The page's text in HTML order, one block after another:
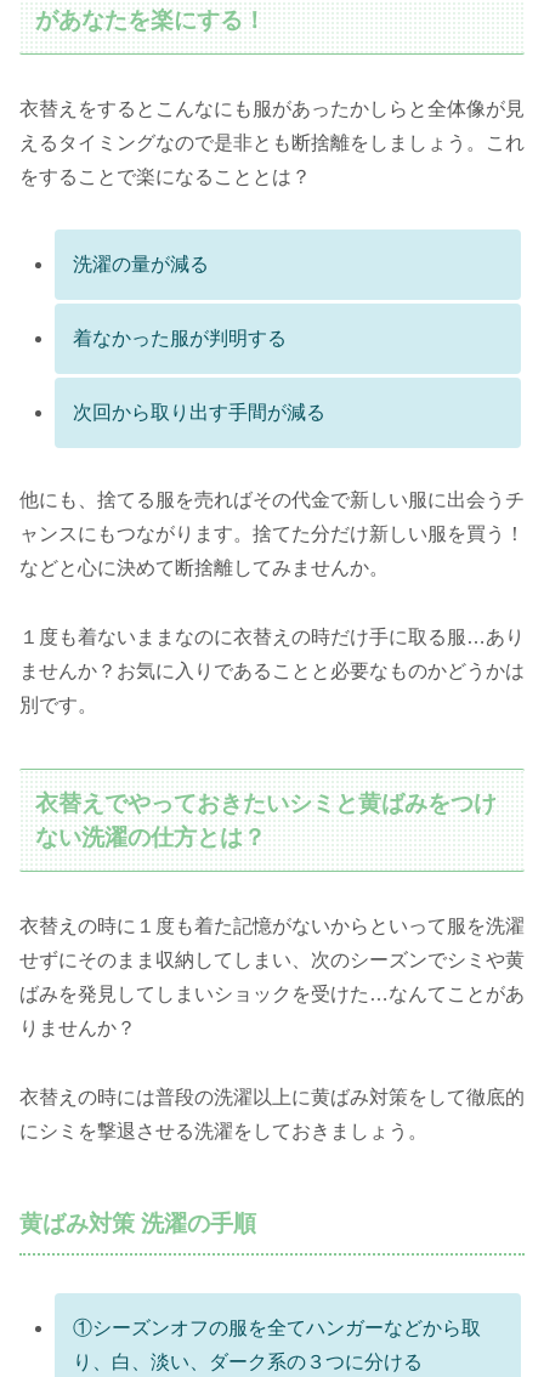
があなたを楽にする！
衣替えをするとこんなにも服があったかしらと全体像が見
えるタイミングなので是非とも断捨離をしましょう。これ
をすることで楽になることとは？
洗濯の量が減る
着なかった服が判明する
次回から取り出す手間が減る
他にも、捨てる服を売ればその代金で新しい服に出会うチ
ャンスにもつながります。捨てた分だけ新しい服を買う！
などと心に決めて断捨離してみませんか。
１度も着ないままなのに衣替えの時だけ手に取る服…あり
ませんか？お気に入りであることと必要なものかどうかは
別です。
衣替えでやっておきたいシミと黄ばみをつけ
ない洗濯の仕方とは？
衣替えの時に１度も着た記憶がないからといって服を洗濯
せずにそのまま収納してしまい、次のシーズンでシミや黄
ばみを発見してしまいショックを受けた…なんてことがあ
りませんか？
衣替えの時には普段の洗濯以上に黄ばみ対策をして徹底的
にシミを撃退させる洗濯をしておきましょう。
黄ばみ対策 洗濯の手順
①シーズンオフの服を全てハンガーなどから取
り、白、淡い、ダーク系の３つに分ける